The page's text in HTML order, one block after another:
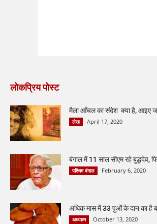
लोकप्रिय पोस्ट
मैला आँचल का संदेश क्या है, आइए
लेख April 17, 2020
बंगाल में 11 साल सीएम रहे बुद्धदेव,
पश्चिम बंगाल February 6, 2020
अधिक मास में 33 पुओं के दान का है
अध्यात्म October 13, 2020